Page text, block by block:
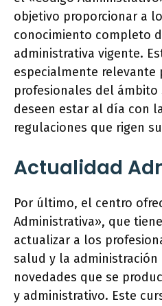
objetivo proporcionar a
conocimiento completo
administrativa vigente.
especialmente relevante
profesionales del
deseen estar al día con
regulaciones que rigen
Actualidad
Por último, el centro
Administrativa», que
actualizar a los
salud y la administración
novedades que se
y administrativo. Este